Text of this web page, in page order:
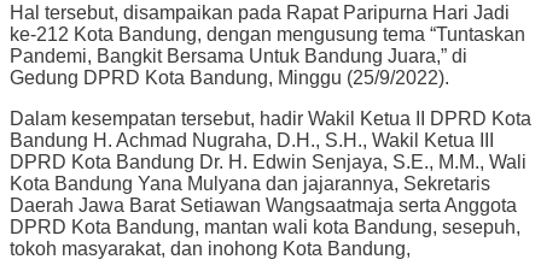
Hal tersebut, disampaikan pada Rapat Paripurna Hari Jadi
ke-212 Kota Bandung, dengan mengusung tema “Tuntaskan
Pandemi, Bangkit Bersama Untuk Bandung Juara,” di
Gedung DPRD Kota Bandung, Minggu (25/9/2022).
Dalam kesempatan tersebut, hadir Wakil Ketua II DPRD Kota
Bandung H. Achmad Nugraha, D.H., S.H., Wakil Ketua III
DPRD Kota Bandung Dr. H. Edwin Senjaya, S.E., M.M., Wali
Kota Bandung Yana Mulyana dan jajarannya, Sekretaris
Daerah Jawa Barat Setiawan Wangsaatmaja serta Anggota
DPRD Kota Bandung, mantan wali kota Bandung, sesepuh,
tokoh masyarakat, dan inohong Kota Bandung,